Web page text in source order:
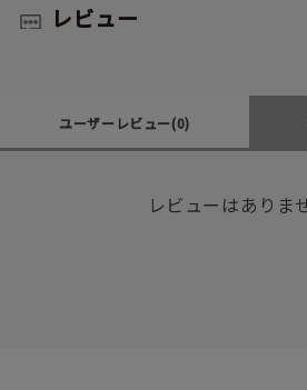
レビュー
ユーザーレビュー(0)
レビューはありま